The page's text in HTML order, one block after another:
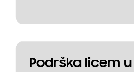
Podrška licem